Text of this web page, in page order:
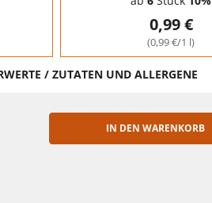
0,99 €
(0,99 €/1 l)
/ ZUTATEN UND ALLERGENE
IN DEN WARENKORB